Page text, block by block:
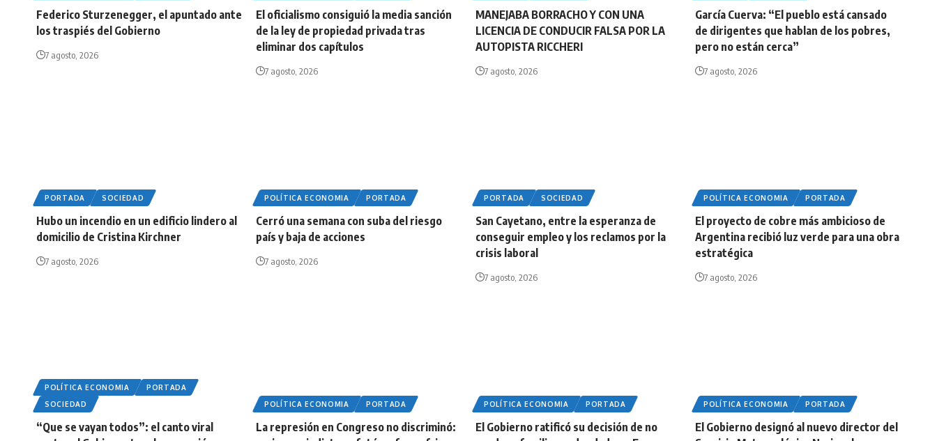
Federico Sturzenegger, el apuntado ante
los traspiés del Gobierno
7 agosto, 2026
El oficialismo consiguió la media sanción
de la ley de propiedad privada tras
eliminar dos capítulos
7 agosto, 2026
MANEJABA BORRACHO Y CON UNA
LICENCIA DE CONDUCIR FALSA POR LA
AUTOPISTA RICCHERI
7 agosto, 2026
García Cuerva: “El pueblo está cansado
de dirigentes que hablan de los pobres,
pero no están cerca”
7 agosto, 2026
PORTADA SOCIEDAD
Hubo un incendio en un edificio lindero al
domicilio de Cristina Kirchner
7 agosto, 2026
POLÍTICA ECONOMIA PORTADA
Cerró una semana con suba del riesgo
país y baja de acciones
7 agosto, 2026
PORTADA SOCIEDAD
San Cayetano, entre la esperanza de
conseguir empleo y los reclamos por la
crisis laboral
7 agosto, 2026
POLÍTICA ECONOMIA PORTADA
El proyecto de cobre más ambicioso de
Argentina recibió luz verde para una obra
estratégica
7 agosto, 2026
POLÍTICA ECONOMIA
PORTADA
SOCIEDAD
“Que se vayan todos”: el canto viral
POLÍTICA ECONOMIA PORTADA
La represión en Congreso no discriminó:
POLÍTICA ECONOMIA PORTADA
El Gobierno ratificó su decisión de no
POLÍTICA ECONOMIA PORTADA
El Gobierno designó al nuevo director del